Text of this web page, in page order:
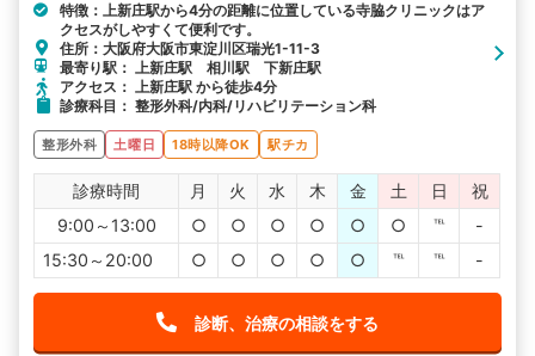
特徴：上新庄駅から4分の距離に位置している寺脇クリニックはア
クセスがしやすくて便利です。
住所：大阪府大阪市東淀川区瑞光1-11-3
最寄り駅： 上新庄駅 相川駅 下新庄駅
アクセス： 上新庄駅 から徒歩4分
診療科目： 整形外科/内科/リハビリテーション科
整形外科 土曜日 18時以降OK 駅チカ
診療時間 月 火 水 木 金 土 日
祝
9:00～13:00
○ ○ ○ ○ ○ ○ ℡
-
15:30～20:00
○ ○ ○ ○ ○ ℡ ℡ -
診断、治療の相談をする